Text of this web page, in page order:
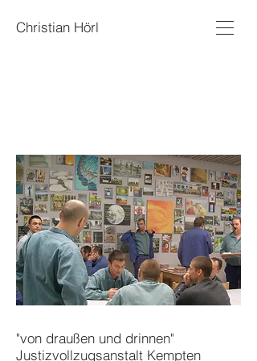
Christian Hörl
"von draußen und drinnen"
Justizvollzugsanstalt Kempten